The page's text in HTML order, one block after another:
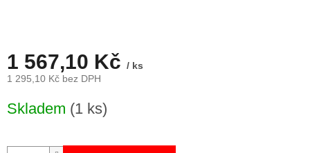
1 567,10 Kč / ks
1 295,10 Kč bez DPH
cena:
Skladem (1 ks)